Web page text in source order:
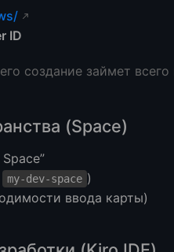
ID
создание займет всего
(Space)
my-dev-space )
ввода карты)